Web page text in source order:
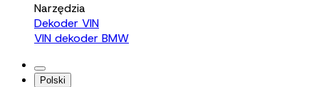
Narzędzia
Dekoder VIN
VIN dekoder BMW
Polski